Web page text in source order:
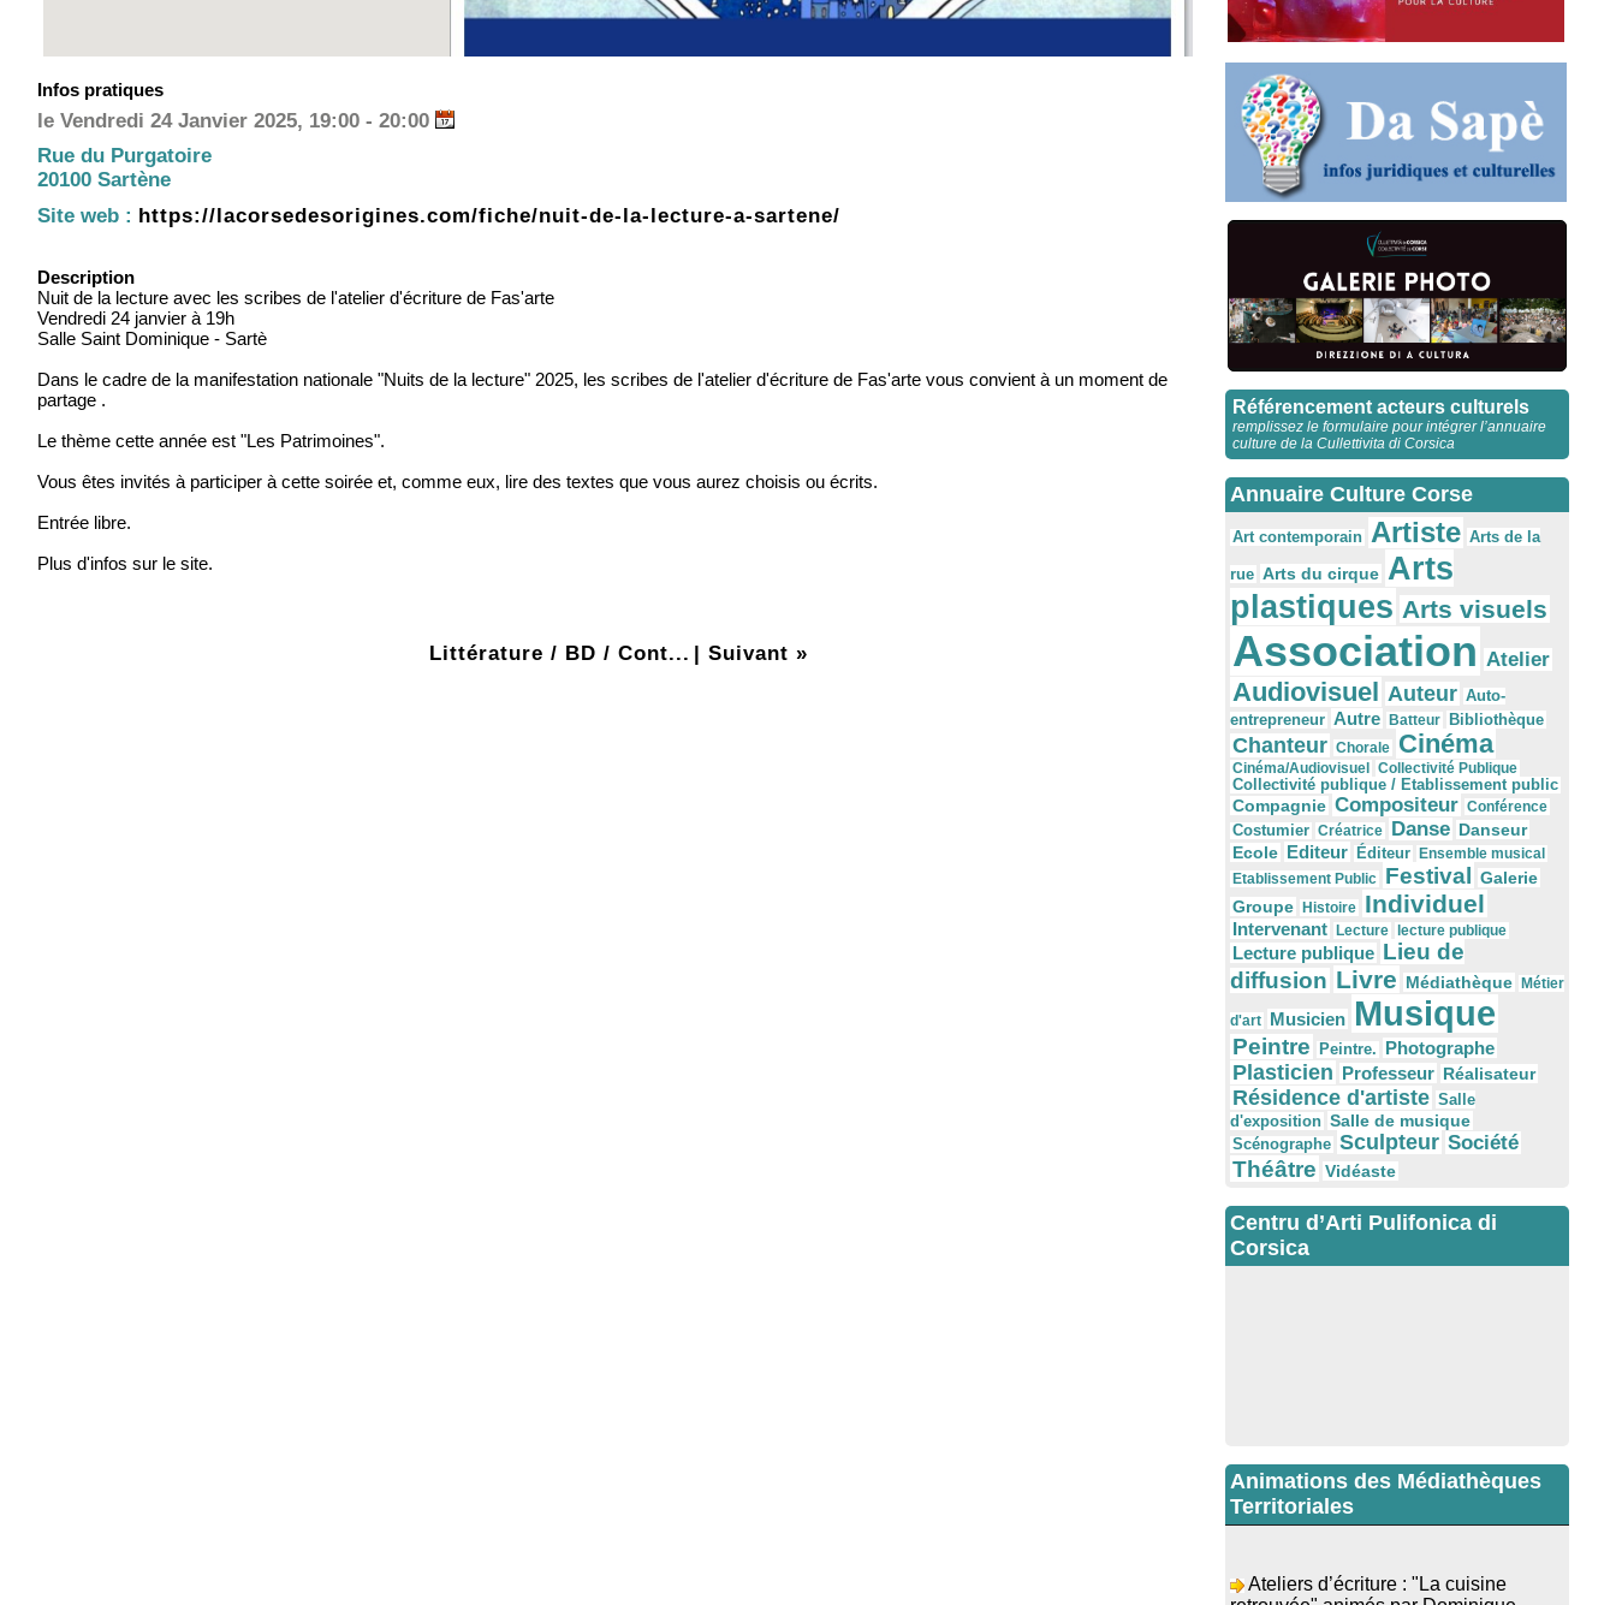
Infos pratiques
le Vendredi 24 Janvier 2025, 19:00 - 20:00
Rue du Purgatoire
20100 Sartène
Site web : https://lacorsedesorigines.com/fiche/nuit-de-la-lecture-a-sartene/
Description
Nuit de la lecture avec les scribes de l'atelier d'écriture de Fas'arte
Vendredi 24 janvier à 19h
Salle Saint Dominique - Sartè
Dans le cadre de la manifestation nationale "Nuits de la lecture" 2025, les scribes de l'atelier d'écriture de Fas'arte vous convient à un moment de
partage .
Le thème cette année est "Les Patrimoines".
Vous êtes invités à participer à cette soirée et, comme eux, lire des textes que vous aurez choisis ou écrits.
Entrée libre.
Plus d'infos sur le site.
Littérature / BD / Cont... | Suivant »
Référencement acteurs culturels
remplissez le formulaire pour intégrer l’annuaire
culture de la Cullettivita di Corsica
Annuaire Culture Corse
Art contemporain Artiste Arts de la
rue Arts du cirque Arts
plastiques Arts visuels
Association Atelier
Audiovisuel Auteur Auto-
entrepreneur Autre Batteur Bibliothèque
Chanteur Chorale Cinéma
Cinéma/Audiovisuel
Collectivité Publique
Collectivité publique / Etablissement public
Compagnie Compositeur Conférence
Costumier Créatrice Danse Danseur
Ecole Editeur Éditeur
Ensemble musical
Etablissement Public Festival Galerie
Groupe
Histoire Individuel
Intervenant Lecture lecture publique
Lecture publique Lieu de
diffusion Livre Médiathèque Métier
d'art Musicien Musique
Peintre Peintre. Photographe
Plasticien Professeur Réalisateur
Résidence d'artiste Salle
d'exposition Salle de musique
Scénographe Sculpteur Société
Théâtre Vidéaste
Centru d’Arti Pulifonica di
Corsica
Animations des Médiathèques
Territoriales
retrouvée" animés par Dominique